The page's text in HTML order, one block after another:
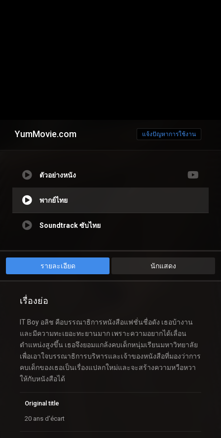
YumMovie.com แจ้งปัญหาการใช้งาน
ตัวอย่างหนัง
พากย์ไทย
Soundtrack ซับไทย
รายละเอียด นักแสดง
เรื่องย่อ
IT Boy อลิช คือบรรณาธิการหนังสือแฟชั่นชื่อดัง เธอบ้างาน
และมีความทะเยอะทะยานมาก เพราะความอยากได้เลื่อน
ตำแหน่งสูงขึ้น เธอจึงยอมแกล้งคบเด็กหนุ่มเรียนมหาวิทยาลัย
เพื่อเอาใจบรรณาธิการบริหารและเจ้าของหนังสือที่มองว่าการ
คบเด็กของเธอเป็นเรื่องแปลกใหม่และจะสร้างความหวือหวา
ให้กับหนังสือได้
Original title
20 ans d'écart